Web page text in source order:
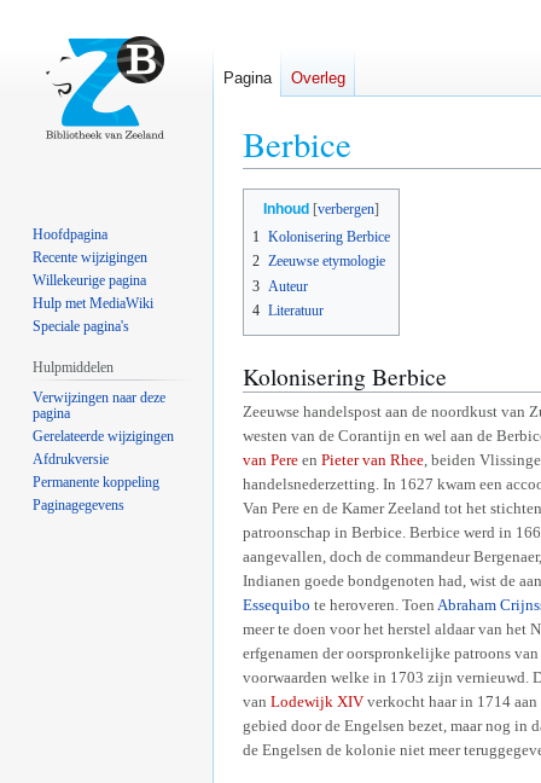
Berbice
Naar
navigatie
springen
Naar
zoeken
springen
Inhoud
1 Kolonisering Berbice
2 Zeeuwse etymologie
3 Auteur
4 Literatuur
Kolonisering Berbice
Zeeuwse handelspost aan de noordkust van
westen van de Corantijn en wel aan de
van Pere en Pieter van Rhee, beiden
handelsnederzetting. In 1627 kwam een
Van Pere en de Kamer Zeeland tot het
patroonschap in Berbice. Berbice werd in
aangevallen, doch de commandeur
Indianen goede bondgenoten had, wist de
Essequibo te heroveren. Toen Abraham
meer te doen voor het herstel aldaar van het
erfgenamen der oorspronkelijke patroons
voorwaarden welke in 1703 zijn vernieuwd.
van Lodewijk XIV verkocht haar in 1714
gebied door de Engelsen bezet, maar nog in
de Engelsen de kolonie niet meer
Pagina Overleg
Hoofdpagina
Recente wijzigingen
Willekeurige pagina
Hulp met MediaWiki
Speciale pagina's
Hulpmiddelen
Verwijzingen naar deze
pagina
Gerelateerde wijzigingen
Afdrukversie
Permanente koppeling
Paginagegevens